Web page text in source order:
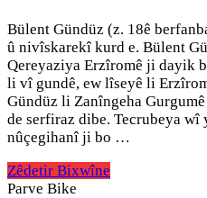
Bülent Gündüz (z. 18ê
û nivîskarekî kurd e. Bülent
Qereyaziya Erzîromê ji dayik
li vî gundê, ew lîseyê li
Gündüz li Zanîngeha
de serfiraz dibe. Tecrubeya wî
nûçegihanî ji bo …
Zêdetir Bixwîne
Parve Bike